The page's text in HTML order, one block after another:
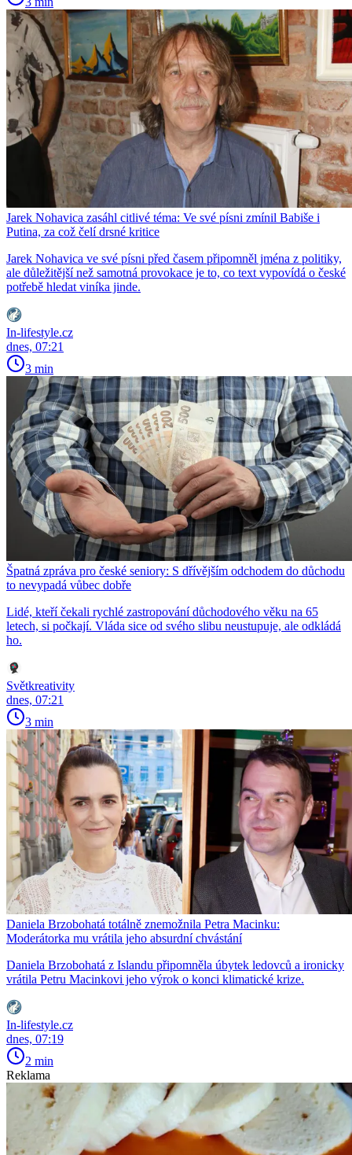
Jarek Nohavica zasáhl citlivé téma: Ve své písni zmínil Babiše i
Putina, za což čelí drsné kritice
Jarek Nohavica ve své písni před časem připomněl jména z politiky,
ale důležitější než samotná provokace je to, co text vypovídá o české
potřebě hledat viníka jinde.
In-lifestyle.cz
dnes, 07:21
3 min
Špatná zpráva pro české seniory: S dřívějším odchodem do důchodu
to nevypadá vůbec dobře
Lidé, kteří čekali rychlé zastropování důchodového věku na 65
letech, si počkají. Vláda sice od svého slibu neustupuje, ale odkládá
ho.
Světkreativity
dnes, 07:21
3 min
Daniela Brzobohatá totálně znemožnila Petra Macinku:
Moderátorka mu vrátila jeho absurdní chvástání
Daniela Brzobohatá z Islandu připomněla úbytek ledovců a ironicky
vrátila Petru Macinkovi jeho výrok o konci klimatické krize.
In-lifestyle.cz
dnes, 07:19
2 min
Reklama